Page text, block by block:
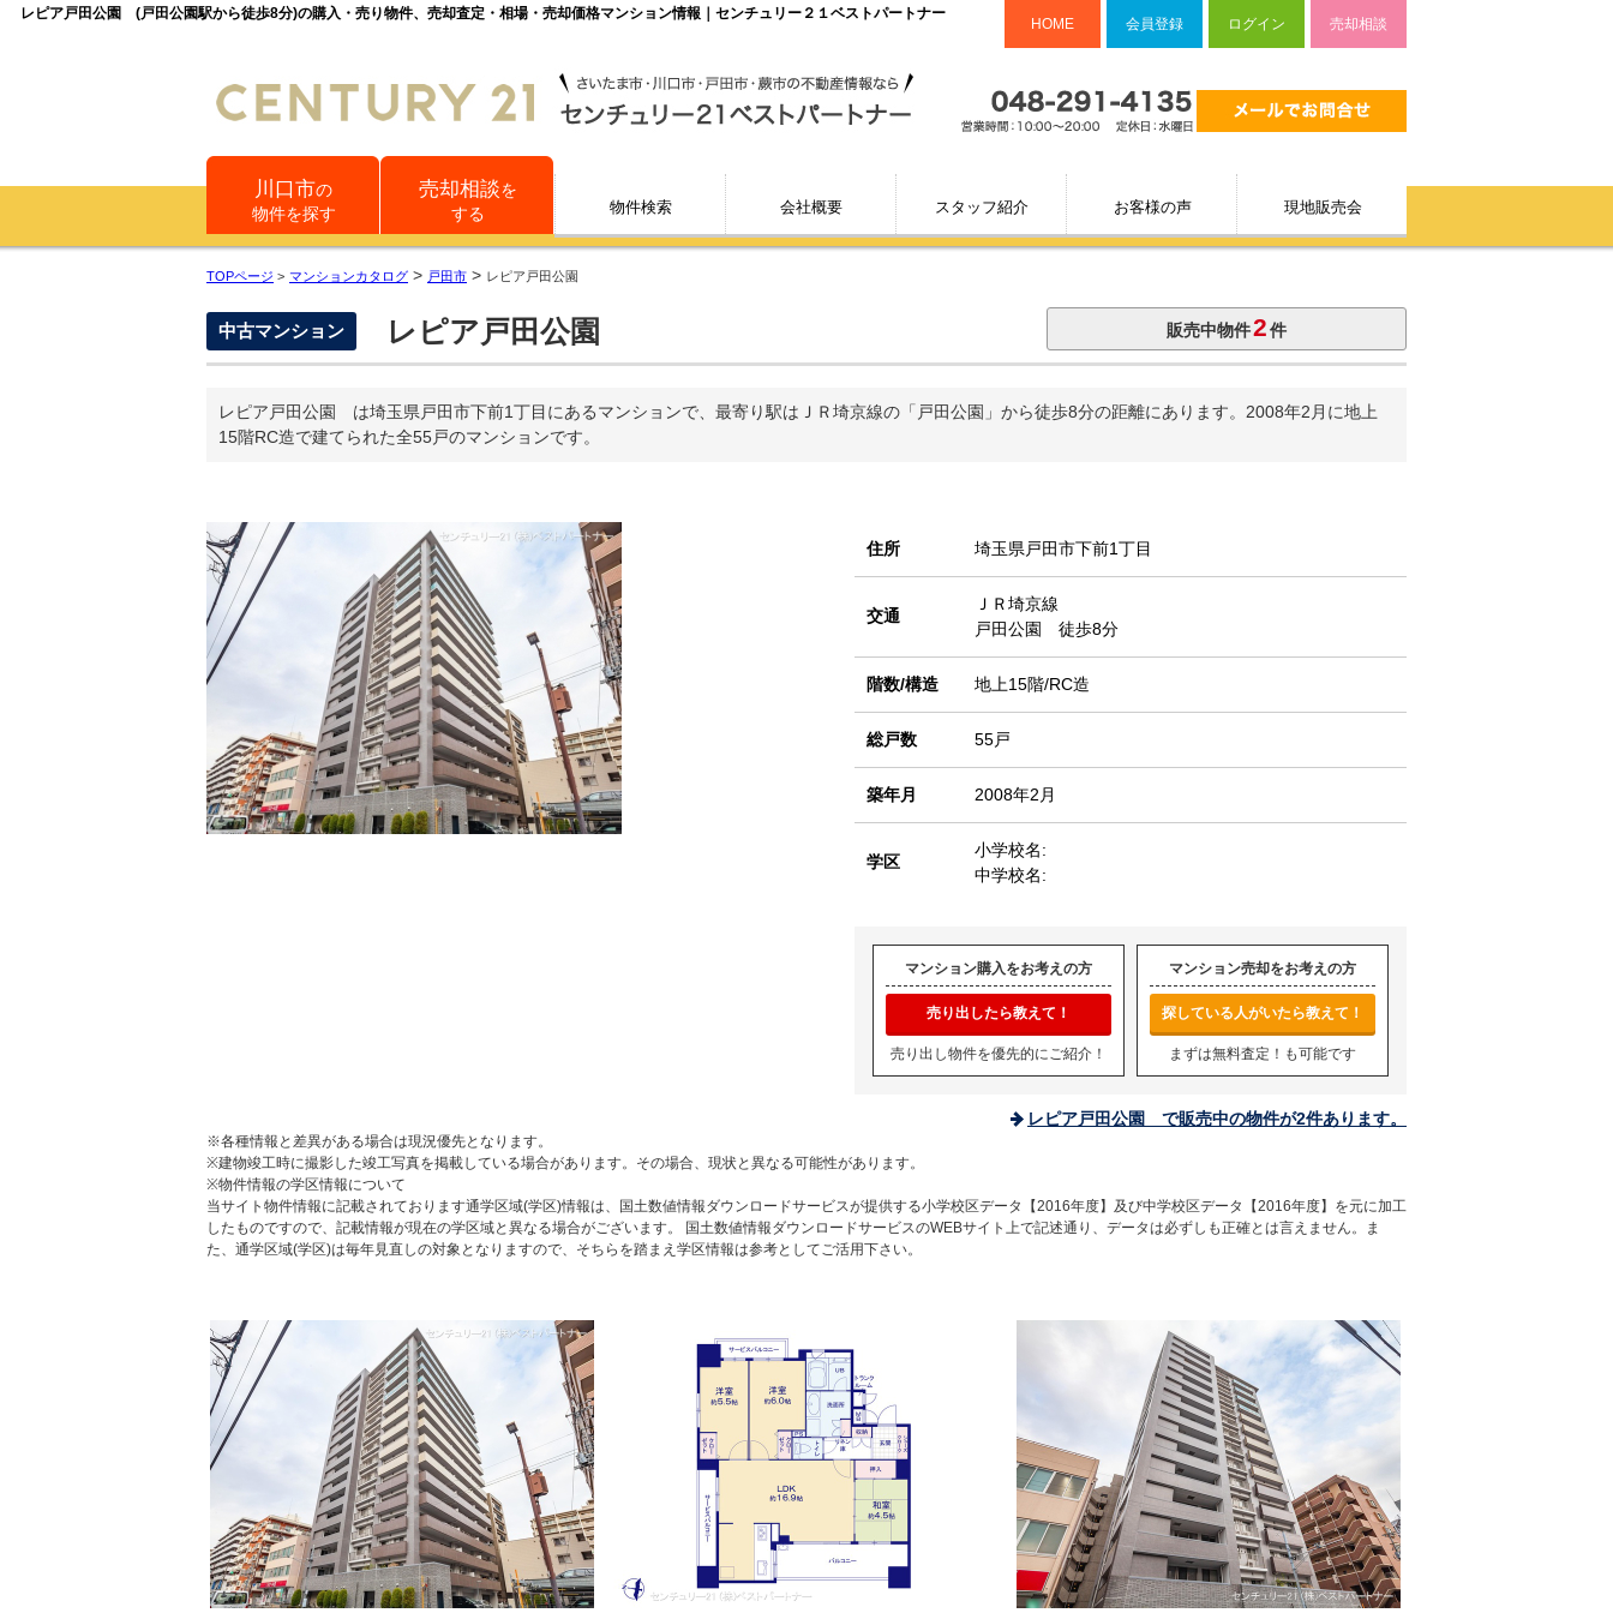
レピア戸田公園 (戸田公園駅から徒歩8分)の購入・売り物件、売却査定・相場・売却価格マンション情報｜センチュリー２１ベストパートナー
HOME 会員登録 ログイン 売却相談
川口市の
物件を探す
売却相談を
する
物件検索 会社概要 スタッフ紹介 お客様の声 現地販売会
TOPページ > マンションカタログ > 戸田市 > レピア戸田公園
中古マンション レピア戸田公園 販売中物件2件
レピア戸田公園 は埼玉県戸田市下前1丁目にあるマンションで、最寄り駅はＪＲ埼京線の「戸田公園」から徒歩8分の距離にあります。2008年2月に地上
15階RC造で建てられた全55戸のマンションです。
住所 埼玉県戸田市下前1丁目
交通
ＪＲ埼京線
戸田公園 徒歩8分
階数/構造 地上15階/RC造
総戸数 55戸
築年月 2008年2月
学区
小学校名:
中学校名:
マンション購入をお考えの方
売り出したら教えて！
売り出し物件を優先的にご紹介！
マンション売却をお考えの方
探している人がいたら教えて！
まずは無料査定！も可能です
レピア戸田公園 で販売中の物件が2件あります。
※各種情報と差異がある場合は現況優先となります。
※建物竣工時に撮影した竣工写真を掲載している場合があります。その場合、現状と異なる可能性があります。
※物件情報の学区情報について
当サイト物件情報に記載されております通学区域(学区)情報は、国土数値情報ダウンロードサービスが提供する小学校区データ【2016年度】及び中学校区データ【2016年度】を元に加工
したものですので、記載情報が現在の学区域と異なる場合がございます。 国土数値情報ダウンロードサービスのWEBサイト上で記述通り、データは必ずしも正確とは言えません。ま
た、通学区域(学区)は毎年見直しの対象となりますので、そちらを踏まえ学区情報は参考としてご活用下さい。